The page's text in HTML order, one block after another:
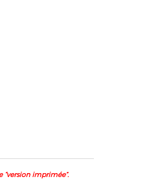
imprimée”.